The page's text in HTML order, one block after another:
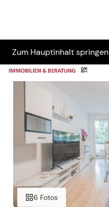
Zum Hauptinhalt springen
6 Fotos